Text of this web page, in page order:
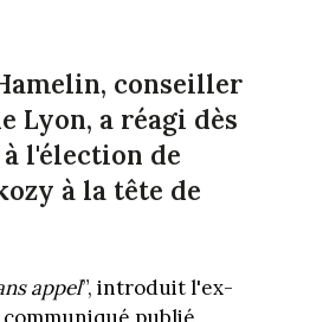
conseiller
Lyon, a réagi dès
l'élection de
à la tête de
appel”, introduit l'ex-